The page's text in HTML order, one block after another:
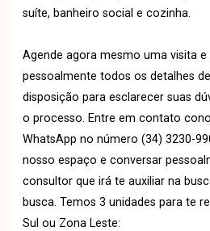
suíte, banheiro social e cozinha.
Agende agora mesmo uma visita
pessoalmente todos os detalhes
disposição para esclarecer suas
o processo. Entre em contato
WhatsApp no número (34) 3230-
nosso espaço e conversar
consultor que irá te auxiliar na
busca. Temos 3 unidades para te
Sul ou Zona Leste: